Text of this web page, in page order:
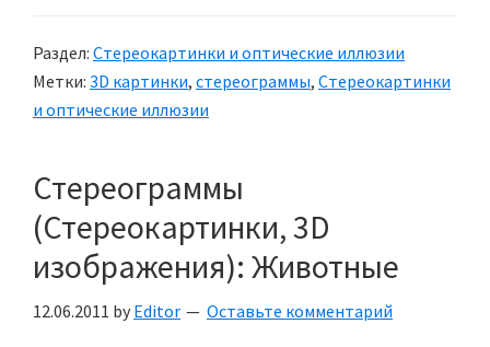
Лабиринты
Раздел: Стереокартинки и оптические иллюзии
Метки: 3D картинки, стереограммы, Стереокартинки
и оптические иллюзии
Стереограммы
(Стереокартинки, 3D
изображения): Животные
12.06.2011 by Editor Оставьте комментарий